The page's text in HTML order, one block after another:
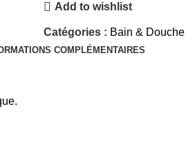
Add to wishlist
Catégories : Bain & Douche
COMPLÉMENTAIRES